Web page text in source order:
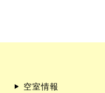
空室情報